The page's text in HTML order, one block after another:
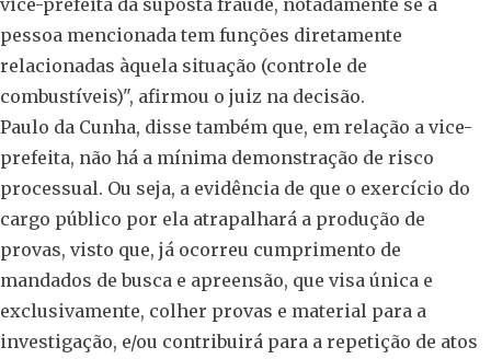
vice-prefeita da suposta fraude, notadamente se a
pessoa mencionada tem funções diretamente
relacionadas àquela situação (controle de
combustíveis)", afirmou o juiz na decisão.
Paulo da Cunha, disse também que, em relação a vice-
prefeita, não há a mínima demonstração de risco
processual. Ou seja, a evidência de que o exercício do
cargo público por ela atrapalhará a produção de
provas, visto que, já ocorreu cumprimento de
mandados de busca e apreensão, que visa única e
exclusivamente, colher provas e material para a
investigação, e/ou contribuirá para a repetição de atos